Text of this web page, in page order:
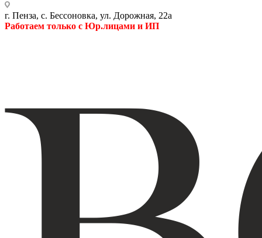
г. Пенза, с. Бессоновка, ул. Дорожная, 22а
Работаем только с Юр.лицами и ИП